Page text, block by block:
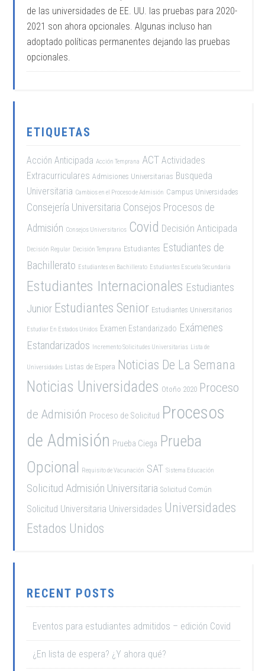
de las universidades de EE. UU. las pruebas para 2020-
2021 son ahora opcionales. Algunas incluso han
adoptado políticas permanentes dejando las pruebas
opcionales.
ETIQUETAS
Acción Anticipada Acción Temprana ACT Actividades
Extracurriculares Admisiones Universitarias Busqueda
Universitaria Cambios en el Proceso de Admisión Campus Universidades
Consejería Universitaria Consejos Procesos de
Admisión Consejos Universitarios Covid Decisión Anticipada
Decisión Regular Decisión Temprana Estudiantes Estudiantes de
Bachillerato Estudiantes en Bachillerato Estudiantes Escuela Secundaria
Estudiantes Internacionales Estudiantes
Junior Estudiantes Senior Estudiantes Universitarios
Estudiar En Estados Unidos Examen Estandarizado Exámenes
Estandarizados Incremento Solicitudes Universitarias Lista de
Universidades Listas de Espera Noticias De La Semana
Noticias Universidades Otoño 2020 Proceso
de Admisión Proceso de Solicitud Procesos
de Admisión Prueba Ciega Prueba
Opcional Requisito de Vacunación SAT Sistema Educación
Solicitud Admisión Universitaria Solicitud Común
Solicitud Universitaria Universidades Universidades
Estados Unidos
RECENT POSTS
Eventos para estudiantes admitidos – edición Covid
¿En lista de espera? ¿Y ahora qué?